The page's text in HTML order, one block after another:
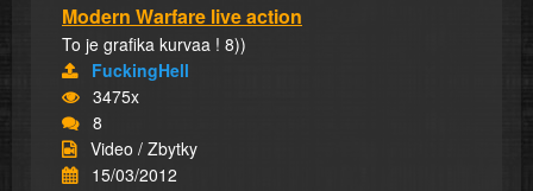
Modern Warfare live action
To je grafika kurvaa ! 8))
FuckingHell
3475x
8
Video / Zbytky
15/03/2012